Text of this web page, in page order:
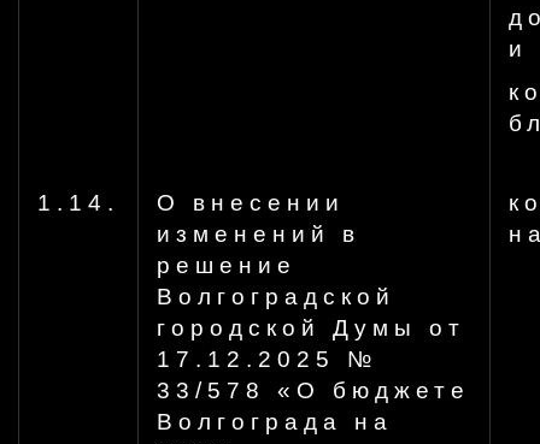
и
1.14.
О внесении
изменений в
решение
Волгоградской
городской Думы от
17.12.2025 №
33/578 «О бюджете
Волгограда на